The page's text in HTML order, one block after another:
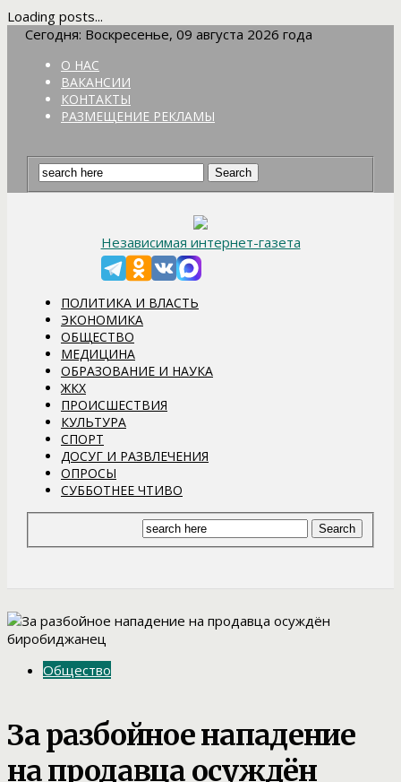
Loading posts...
Сегодня: Воскресенье, 09 августа 2026 года
О НАС
ВАКАНСИИ
КОНТАКТЫ
РАЗМЕЩЕНИЕ РЕКЛАМЫ
Независимая интернет-газета
ПОЛИТИКА И ВЛАСТЬ
ЭКОНОМИКА
ОБЩЕСТВО
МЕДИЦИНА
ОБРАЗОВАНИЕ И НАУКА
ЖКХ
ПРОИСШЕСТВИЯ
КУЛЬТУРА
СПОРТ
ДОСУГ И РАЗВЛЕЧЕНИЯ
ОПРОСЫ
СУББОТНЕЕ ЧТИВО
Общество
За разбойное нападение
на продавца осуждён